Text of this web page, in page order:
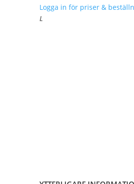
Logga in för priser &
L